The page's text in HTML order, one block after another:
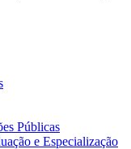
Públicas
e Especialização